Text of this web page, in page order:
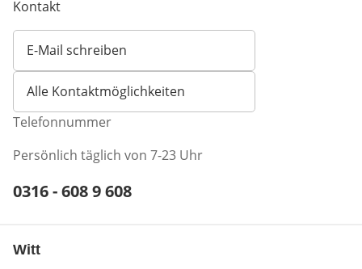
Kontakt
E-Mail schreiben
Öffnet E-Mail-Client
Alle Kontaktmöglichkeiten
Telefonnummer
Persönlich täglich von 7-23 Uhr
Telefonnummer:
0316 - 608 9 608
Witt